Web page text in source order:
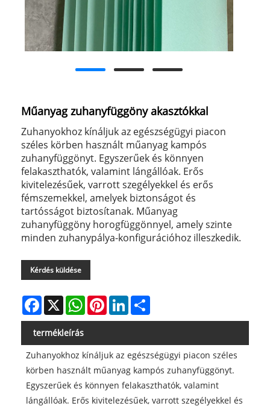
Műanyag zuhanyfüggöny akasztókkal
Zuhanyokhoz kínáljuk az egészségügyi piacon
széles körben használt műanyag kampós
zuhanyfüggönyt. Egyszerűek és könnyen
felakaszthatók, valamint lángállóak. Erős
kivitelezésűek, varrott szegélyekkel és erős
fémszemekkel, amelyek biztonságot és
tartósságot biztosítanak. Műanyag
zuhanyfüggöny horogfüggönnyel, amely szinte
minden zuhanypálya-konfigurációhoz illeszkedik.
Kérdés küldése
Facebook
X WhatsAppPinterestLinkedIn
termékleírás
Zuhanyokhoz kínáljuk az egészségügyi piacon széles
körben használt műanyag kampós zuhanyfüggönyt.
Egyszerűek és könnyen felakaszthatók, valamint
lángállóak. Erős kivitelezésűek, varrott szegélyekkel és